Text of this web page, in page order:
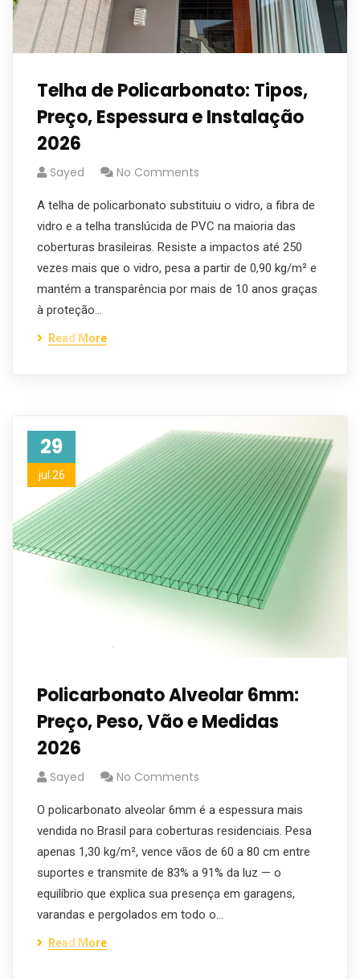
Telha de Policarbonato: Tipos,
Preço, Espessura e Instalação
2026
Sayed No Comments
A telha de policarbonato substituiu o vidro, a fibra de
vidro e a telha translúcida de PVC na maioria das
coberturas brasileiras. Resiste a impactos até 250
vezes mais que o vidro, pesa a partir de 0,90 kg/m² e
mantém a transparência por mais de 10 anos graças
à proteção…
Read More
29
jul 26
Policarbonato Alveolar 6mm:
Preço, Peso, Vão e Medidas
2026
Sayed No Comments
O policarbonato alveolar 6mm é a espessura mais
vendida no Brasil para coberturas residenciais. Pesa
apenas 1,30 kg/m², vence vãos de 60 a 80 cm entre
suportes e transmite de 83% a 91% da luz — o
equilíbrio que explica sua presença em garagens,
varandas e pergolados em todo o…
Read More